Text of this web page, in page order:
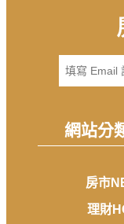
網站分
房市
理財